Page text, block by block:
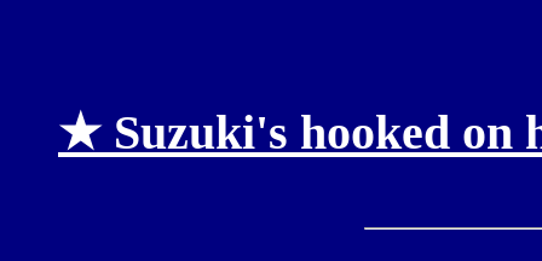
★ Suzuki's hooked on